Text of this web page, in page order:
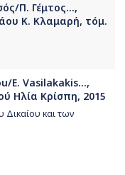
Π. Γέμτος...,
Κ. Κλαμαρή, τόμ.
E. Vasilakakis...,
Ηλία Κρίσπη, 2015
Δικαίου και των